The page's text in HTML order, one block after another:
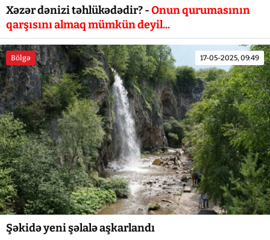
Xəzər dənizi təhlükədədir? -Onun qurumasının
qarşısını almaq mümkün deyil...
Bölgə 17-05-2025, 09:49
Şəkidə yeni şəlalə aşkarlandı